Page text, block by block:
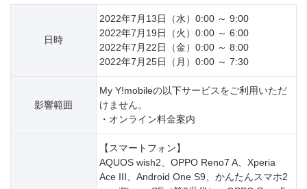
日時
2022年7月13日（水）0:00 ～ 9:00
2022年7月19日（火）0:00 ～ 6:00
2022年7月22日（金）0:00 ～ 8:00
2022年7月25日（月）0:00 ～ 7:30
影響範囲
My Y!mobileの以下サービスをご利用いただ
けません。
・オンライン料金案内
【スマートフォン】
AQUOS wish2、OPPO Reno7 A、Xperia
Ace III、Android One S9、かんたんスマホ2